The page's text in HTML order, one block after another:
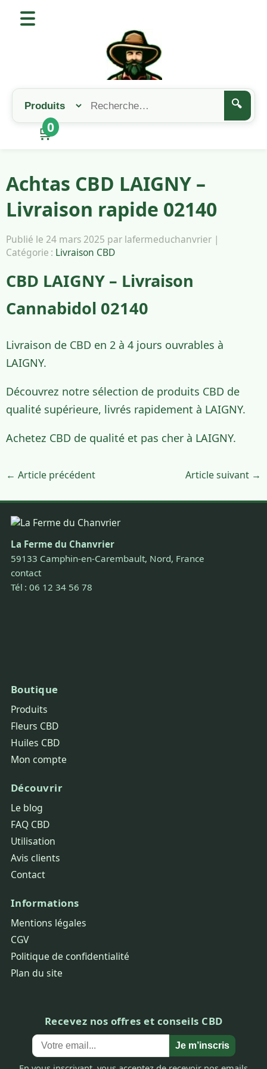
🔍
🛒
0
Achtas CBD LAIGNY –
Livraison rapide 02140
Publié le 24 mars 2025 par lafermeduchanvrier |
Catégorie : Livraison CBD
CBD LAIGNY – Livraison
Cannabidol 02140
Livraison de CBD en 2 à 4 jours ouvrables à
LAIGNY.
Découvrez notre sélection de produits CBD de
qualité supérieure, livrés rapidement à LAIGNY.
Achetez CBD de qualité et pas cher à LAIGNY.
← Article précédent Article suivant →
La Ferme du Chanvrier
59133 Camphin-en-Carembault, Nord, France
contact
Tél : 06 12 34 56 78
Boutique
Produits
Fleurs CBD
Huiles CBD
Mon compte
Découvrir
Le blog
FAQ CBD
Utilisation
Avis clients
Contact
Informations
Mentions légales
CGV
Politique de confidentialité
Plan du site
Recevez nos offres et conseils CBD
Je m’inscris